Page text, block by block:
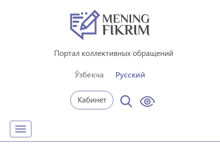
Портал коллективных обращений
Ўзбекча Русский
Кабинет
Toggle
navigation